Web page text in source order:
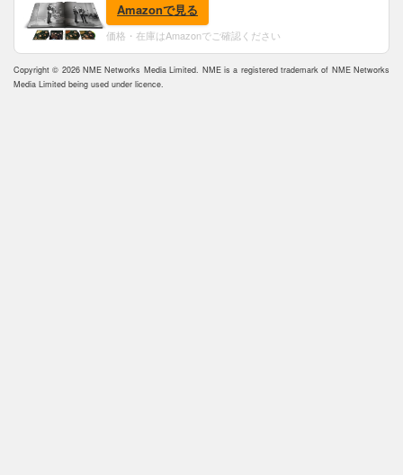
Amazonで見る
価格・在庫はAmazonでご確認ください
Copyright © 2026 NME Networks Media Limited. NME is a registered trademark of NME Networks
Media Limited being used under licence.